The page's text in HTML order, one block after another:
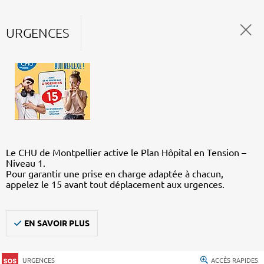
URGENCES
Le CHU de Montpellier active le Plan Hôpital en Tension –
Niveau 1.
Pour garantir une prise en charge adaptée à chacun,
appelez le 15 avant tout déplacement aux urgences.
EN SAVOIR PLUS
URGENCES ACCÈS RAPIDES